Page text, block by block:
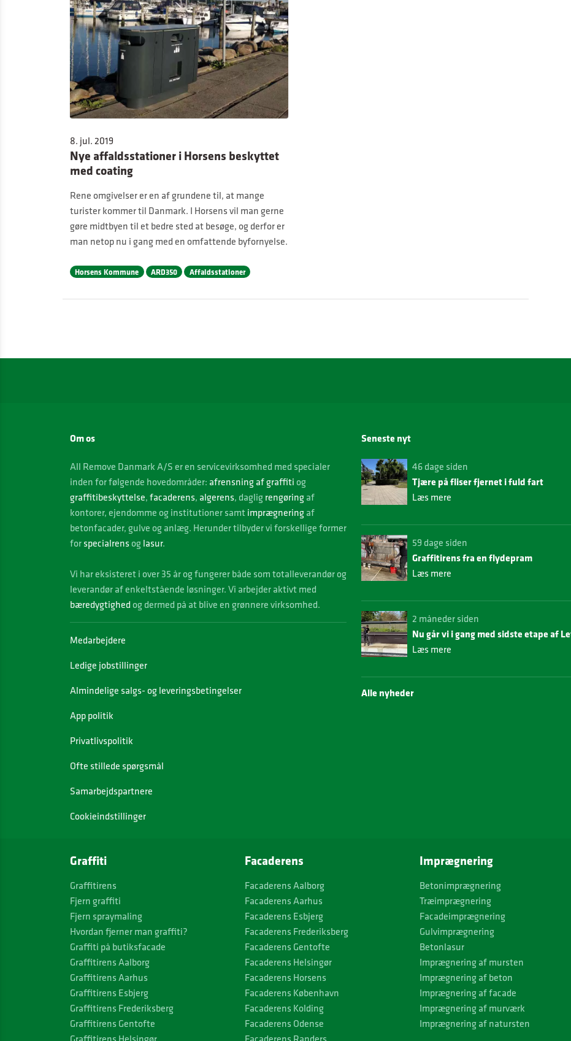
8. jul. 2019
Nye affaldsstationer i Horsens beskyttet
med coating
Rene omgivelser er en af grundene til, at mange
turister kommer til Danmark. I Horsens vil man gerne
gøre midtbyen til et bedre sted at besøge, og derfor er
man netop nu i gang med en omfattende byfornyelse.
Horsens Kommune ARD350 Affaldsstationer
Om os
All Remove Danmark A/S er en servicevirksomhed med specialer
inden for følgende hovedområder: afrensning af graffiti og
graffitibeskyttelse, facaderens, algerens, daglig rengøring af
kontorer, ejendomme og institutioner samt imprægnering af
betonfacader, gulve og anlæg. Herunder tilbyder vi forskellige former
for specialrens og lasur.
Vi har eksisteret i over 35 år og fungerer både som totalleverandør og
leverandør af enkeltstående løsninger. Vi arbejder aktivt med
bæredygtighed og dermed på at blive en grønnere virksomhed.
Medarbejdere
Ledige jobstillinger
Almindelige salgs- og leveringsbetingelser
App politik
Privatlivspolitik
Ofte stillede spørgsmål
Samarbejdspartnere
Cookieindstillinger
Seneste nyt
46 dage siden
Tjære på fliser fjernet i fuld fart
Læs mere
59 dage siden
Graffitirens fra en flydepram
Læs mere
2 måneder siden
Nu går vi i gang med sidste etape af
Læs mere
Alle nyheder
Graffiti
Graffitirens
Fjern graffiti
Fjern spraymaling
Hvordan fjerner man graffiti?
Graffiti på butiksfacade
Graffitirens Aalborg
Graffitirens Aarhus
Graffitirens Esbjerg
Graffitirens Frederiksberg
Graffitirens Gentofte
Graffitirens Helsingør
Facaderens
Facaderens Aalborg
Facaderens Aarhus
Facaderens Esbjerg
Facaderens Frederiksberg
Facaderens Gentofte
Facaderens Helsingør
Facaderens Horsens
Facaderens København
Facaderens Kolding
Facaderens Odense
Facaderens Randers
Imprægnering
Betonimprægnering
Træimprægnering
Facadeimprægnering
Gulvimprægnering
Betonlasur
Imprægnering af mursten
Imprægnering af beton
Imprægnering af facade
Imprægnering af murværk
Imprægnering af natursten